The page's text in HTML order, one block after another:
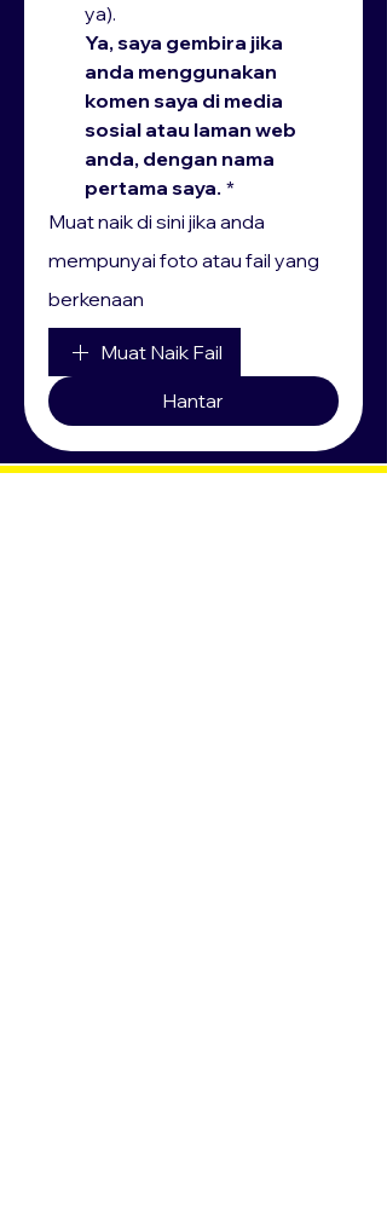
ya).
Ya, saya gembira jika
anda menggunakan
komen saya di media
sosial atau laman web
anda, dengan nama
pertama saya. *
Muat naik di sini jika anda
mempunyai foto atau fail yang
berkenaan
Muat Naik Fail
Hantar